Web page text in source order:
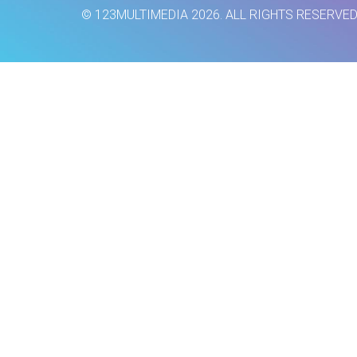
© 123MULTIMEDIA 2026. ALL RIGHTS RESERVED